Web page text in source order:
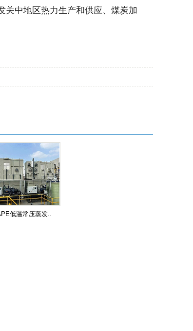
关中地区热力生产和供应、煤炭加
低温常压蒸发..